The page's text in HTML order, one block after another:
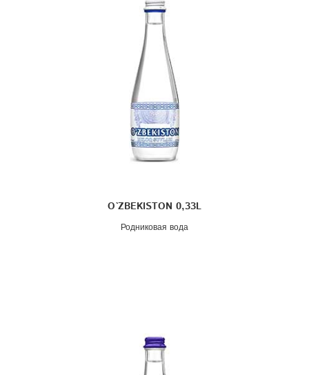
O`ZBEKISTON 0,33L
Родниковая вода